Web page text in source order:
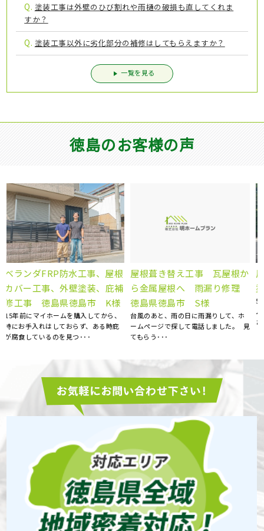
Q. 塗装工事は外壁のひび割れや雨樋の破損も直してくれま
すか？
Q. 塗装工事以外に劣化部分の補修はしてもらえますか？
一覧を見る
徳島のお客様の声
屋根塗装、棟板金交換、外壁
塗装 徳島県徳島市 N様
5社くらい提案を聞きましたが、明ホー
ムプランさんが一番丁寧にご対応くだ
さいました。 職人さん･･･
屋根雨漏り補修 徳島県阿波
市 N様邸
天井にシミが出来ていることに気がつ
き、慌てて探した明ホームプランさん
に点検のお願いをしました･･･